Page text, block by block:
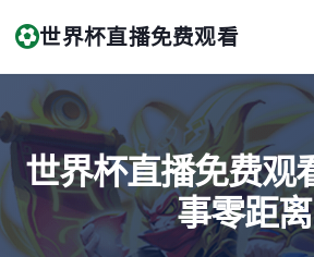
世界杯直播免费观看
世界杯直播免费观
事零距离